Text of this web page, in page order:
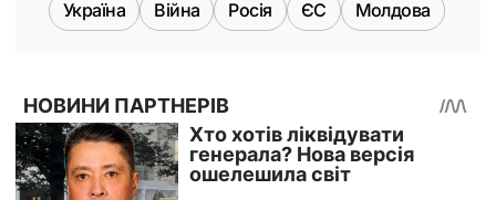
Україна Війна Росія ЄС Молдова